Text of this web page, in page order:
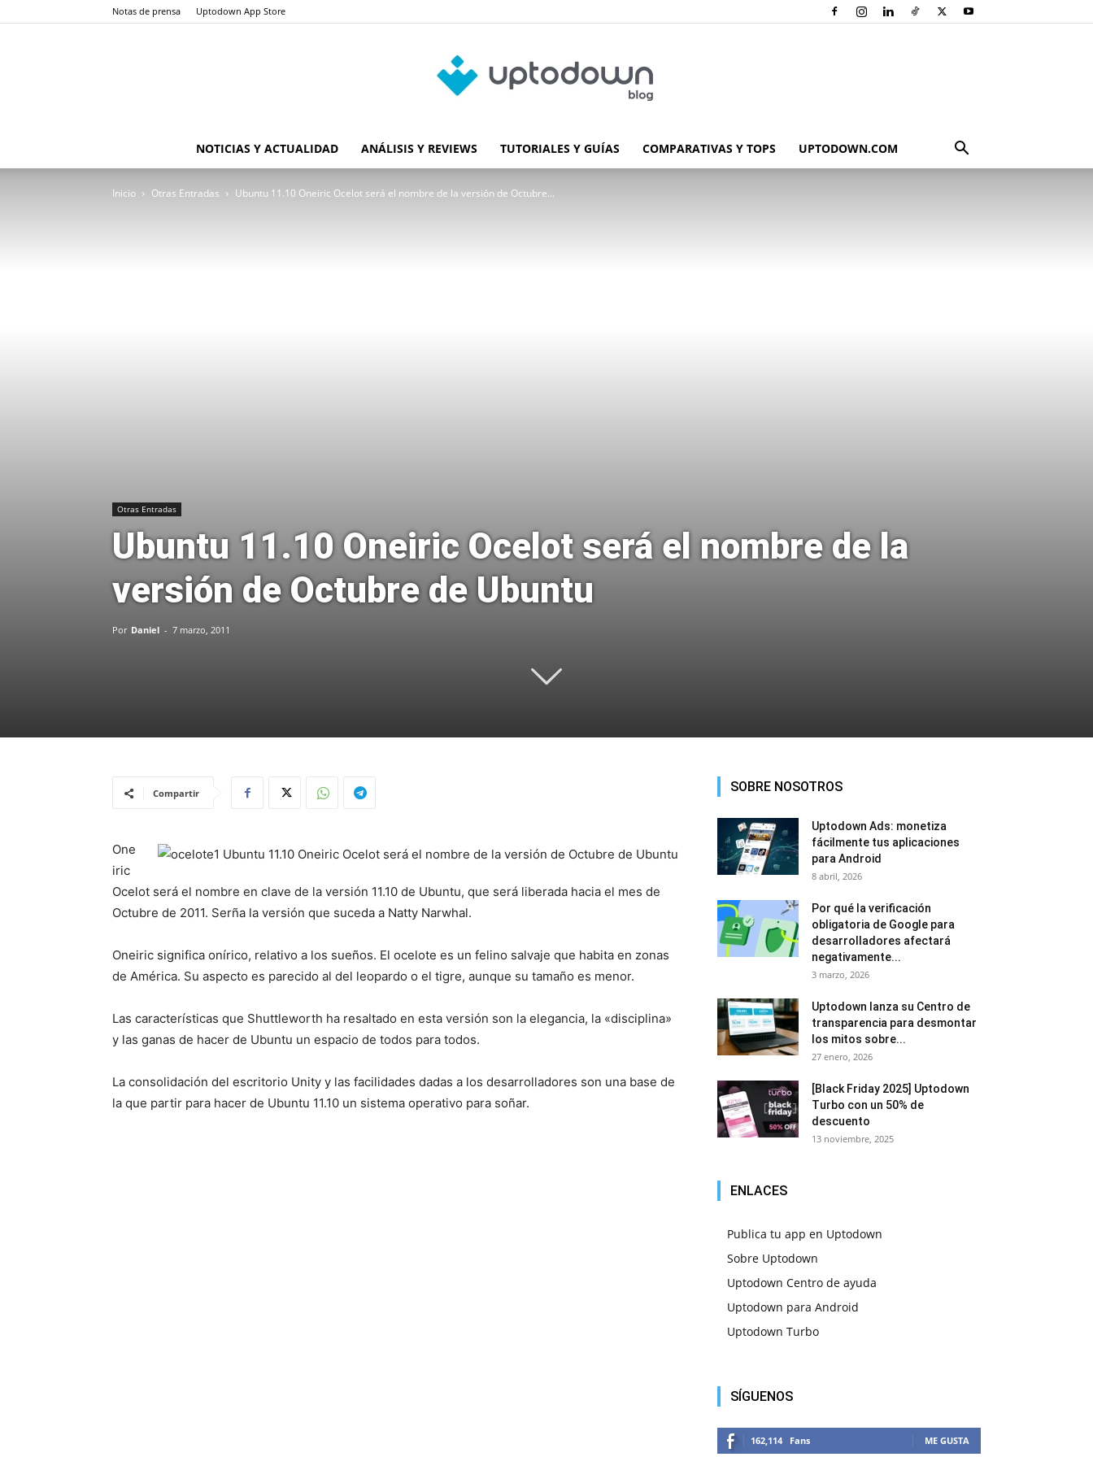
Notas de prensa Uptodown App Store
Blog
NOTICIAS Y ACTUALIDAD ANÁLISIS Y REVIEWS TUTORIALES Y GUÍAS COMPARATIVAS Y TOPS UPTODOWN.COM
Inicio Otras Entradas Ubuntu 11.10 Oneiric Ocelot será el nombre de la versión de Octubre...
Otras Entradas
Ubuntu 11.10 Oneiric Ocelot será el nombre de la
versión de Octubre de Ubuntu
Por Daniel - 7 marzo, 2011
Compartir
One
iric
Ocelot será el nombre en clave de la versión 11.10 de Ubuntu, que será liberada hacia el mes de
Octubre de 2011. Serña la versión que suceda a Natty Narwhal.
Oneiric significa onírico, relativo a los sueños. El ocelote es un felino salvaje que habita en zonas
de América. Su aspecto es parecido al del leopardo o el tigre, aunque su tamaño es menor.
Las características que Shuttleworth ha resaltado en esta versión son la elegancia, la «disciplina»
y las ganas de hacer de Ubuntu un espacio de todos para todos.
La consolidación del escritorio Unity y las facilidades dadas a los desarrolladores son una base de
la que partir para hacer de Ubuntu 11.10 un sistema operativo para soñar.
SOBRE NOSOTROS
Uptodown Ads: monetiza
fácilmente tus aplicaciones
para Android
8 abril, 2026
Por qué la verificación
obligatoria de Google para
desarrolladores afectará
negativamente...
3 marzo, 2026
Uptodown lanza su Centro de
transparencia para desmontar
los mitos sobre...
27 enero, 2026
[Black Friday 2025] Uptodown
Turbo con un 50% de
descuento
13 noviembre, 2025
ENLACES
Publica tu app en Uptodown
Sobre Uptodown
Uptodown Centro de ayuda
Uptodown para Android
Uptodown Turbo
SÍGUENOS
162,114 Fans ME GUSTA